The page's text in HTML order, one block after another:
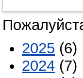
2025 (6)
2024 (7)